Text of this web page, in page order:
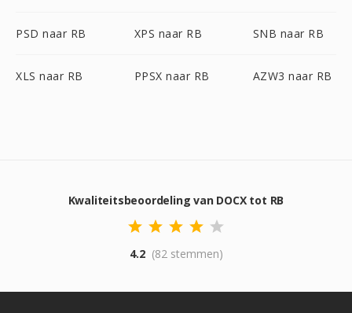
PSD naar RB XPS naar RB SNB naar RB
XLS naar RB PPSX naar RB AZW3 naar RB
Kwaliteitsbeoordeling van DOCX tot RB
4.2 (82 stemmen)